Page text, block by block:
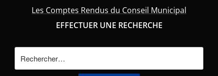
Les Comptes Rendus du Conseil Municipal
EFFECTUER UNE RECHERCHE